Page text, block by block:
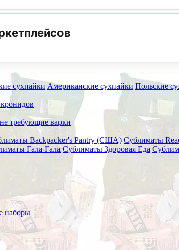
сухпайки Американские сухпайки Польские
требующие варки
Backpacker's Pantry (США) Сублиматы
Гала-Гала Сублиматы Здоровая Еда
наборы
8 (495) 782-73-32
на самовывоз в субботу 8 и 15